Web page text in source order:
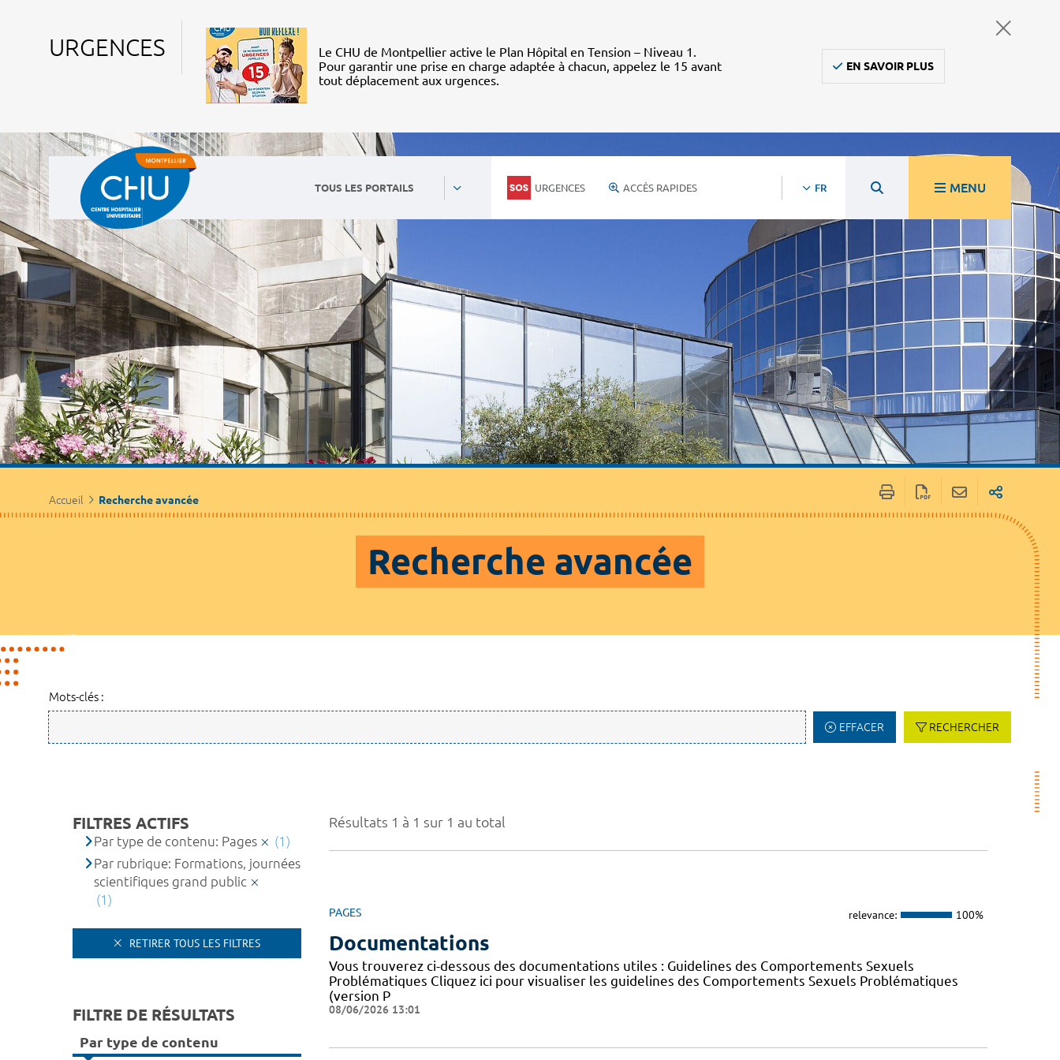
URGENCES
Le CHU de Montpellier active le Plan Hôpital en Tension – Niveau 1.
Pour garantir une prise en charge adaptée à chacun, appelez le 15 avant
tout déplacement aux urgences.
EN SAVOIR PLUS
TOUS LES PORTAILS URGENCES ACCÈS RAPIDES FR MENU
Accueil Recherche avancée
Recherche avancée
Mots-clés :
EFFACER RECHERCHER
Résultats 1 à 1 sur 1 au total
PAGES relevance: 100%
Documentations
Vous trouverez ci-dessous des documentations utiles : Guidelines des Comportements Sexuels
Problématiques Cliquez ici pour visualiser les guidelines des Comportements Sexuels Problématiques
(version P
08/06/2026 13:01
FILTRES ACTIFS
Par type de contenu: Pages
(1)
Par rubrique: Formations, journées
scientifiques grand public
(1)
RETIRER TOUS LES FILTRES
FILTRE DE RÉSULTATS
Par type de contenu